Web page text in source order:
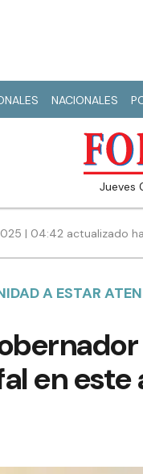
NACIONALES
jueves
| 04:42 actualizado
A ESTAR
en este